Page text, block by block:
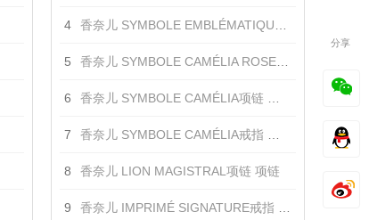
4 香奈儿 SYMBOLE EMBLÉMATIQUE蓝宝石戒指 戒指
5 香奈儿 SYMBOLE CAMÉLIA ROSE戒指 戒指
6 香奈儿 SYMBOLE CAMÉLIA项链 项链
7 香奈儿 SYMBOLE CAMÉLIA戒指 戒指
8 香奈儿 LION MAGISTRAL项链 项链
9 香奈儿 IMPRIMÉ SIGNATURE戒指 戒指
分享